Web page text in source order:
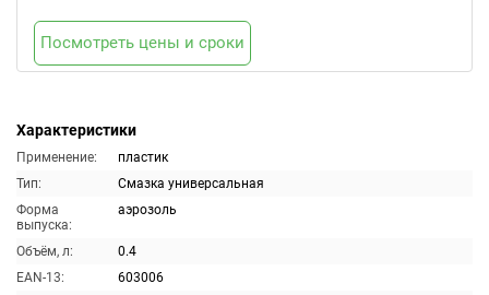
Характеристики
Применение:
пластик
Тип:
Смазка универсальная
Форма
выпуска:
аэрозоль
Объём, л:
0.4
EAN-13:
603006
Посмотреть цены и сроки